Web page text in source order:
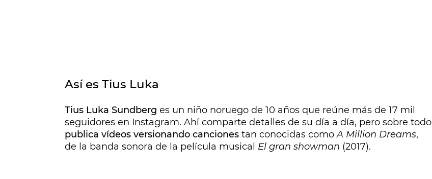
Así es Tius Luka
Tius Luka Sundberg es un niño noruego de 10 años que reúne más de 17 mil
seguidores en Instagram. Ahí comparte detalles de su día a día, pero sobre todo
publica vídeos versionando canciones tan conocidas comoA Million Dreams,
de la banda sonora de la película musical El gran showman (2017).